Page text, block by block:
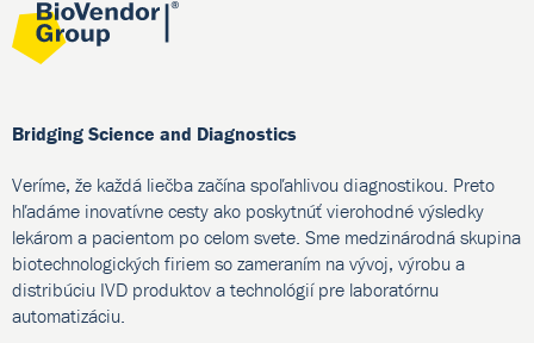
Bridging Science and Diagnostics
Veríme, že každá liečba začína spoľahlivou diagnostikou. Preto
hľadáme inovatívne cesty ako poskytnúť vierohodné výsledky
lekárom a pacientom po celom svete. Sme medzinárodná skupina
biotechnologických firiem so zameraním na vývoj, výrobu a
distribúciu IVD produktov a technológií pre laboratórnu
automatizáciu.